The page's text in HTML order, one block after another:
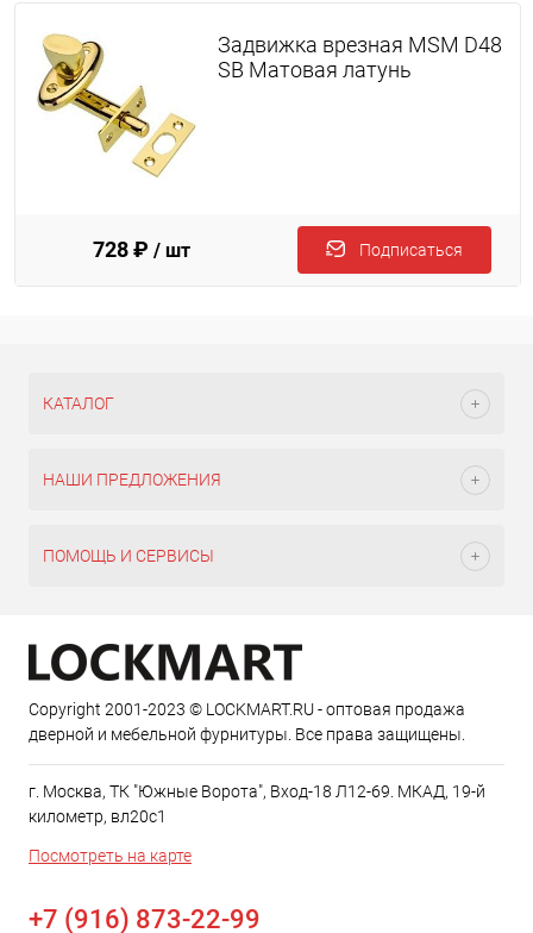
Задвижка врезная MSM D48
SB Матовая латунь
728 ₽ / шт Подписаться
КАТАЛОГ
НАШИ ПРЕДЛОЖЕНИЯ
ПОМОЩЬ И СЕРВИСЫ
Copyright 2001-2023 © LOCKMART.RU - оптовая продажа
дверной и мебельной фурнитуры. Все права защищены.
г. Москва, ТК "Южные Ворота", Вход-18 Л12-69. МКАД, 19-й
километр, вл20с1
Посмотреть на карте
+7 (916) 873-22-99